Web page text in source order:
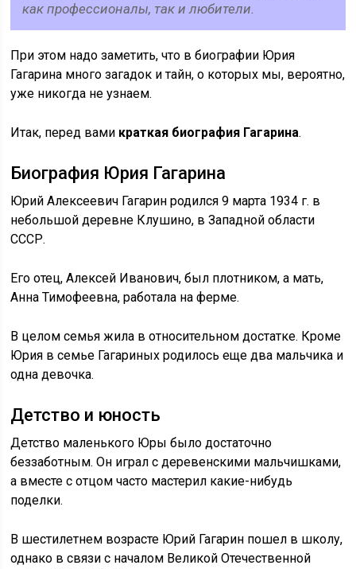
как профессионалы, так и любители.
При этом надо заметить, что в биографии Юрия
Гагарина много загадок и тайн, о которых мы, вероятно,
уже никогда не узнаем.
Итак, перед вами краткая биография Гагарина.
Биография Юрия Гагарина
Юрий Алексеевич Гагарин родился 9 марта 1934 г. в
небольшой деревне Клушино, в Западной области
СССР.
Его отец, Алексей Иванович, был плотником, а мать,
Анна Тимофеевна, работала на ферме.
В целом семья жила в относительном достатке. Кроме
Юрия в семье Гагариных родилось еще два мальчика и
одна девочка.
Детство и юность
Детство маленького Юры было достаточно
беззаботным. Он играл с деревенскими мальчишками,
а вместе с отцом часто мастерил какие-нибудь
поделки.
В шестилетнем возрасте Юрий Гагарин пошел в школу,
однако в связи с началом Великой Отечественной